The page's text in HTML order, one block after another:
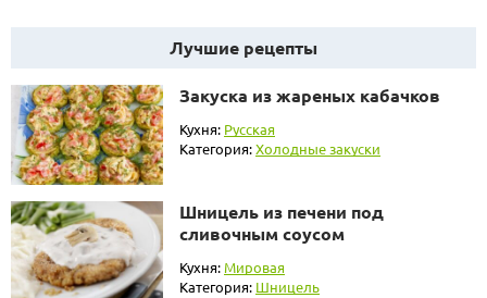
Лучшие рецепты
Закуска из жареных кабачков
Кухня: Русская
Категория:Холодные закуски
Шницель из печени под
сливочным соусом
Кухня: Мировая
Категория: Шницель